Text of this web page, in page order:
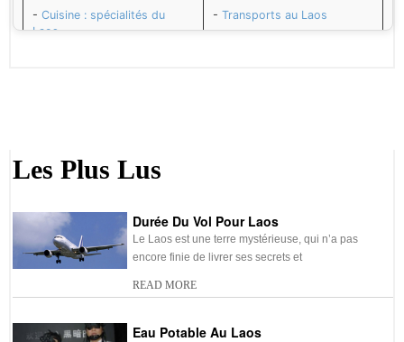
- Cuisine : spécialités du
Laos
- Transports au Laos
-Budget de voyage au Laos -Électricité et prises au Laos
-Durée du vol pour Laos -Eau potable au Laos
Location de voiture au Laos
Shopping au Laos -Vol pas cher Laos
Les Plus Lus
Durée Du Vol Pour Laos
Le Laos est une terre mystérieuse, qui n’a pas
encore finie de livrer ses secrets et
READ MORE
Eau Potable Au Laos